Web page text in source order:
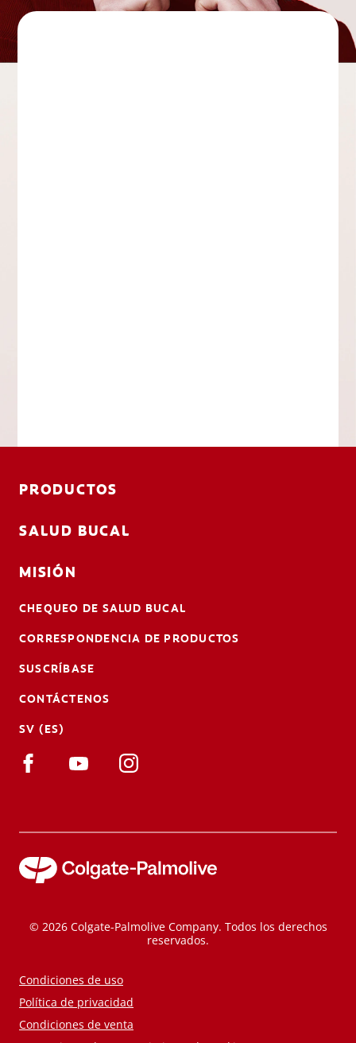
PRODUCTOS
SALUD BUCAL
MISIÓN
CHEQUEO DE SALUD BUCAL
CORRESPONDENCIA DE PRODUCTOS
SUSCRÍBASE
CONTÁCTENOS
SV (ES)
© 2026 Colgate-Palmolive Company. Todos los derechos
reservados.
Condiciones de uso
Política de privacidad
Condiciones de venta